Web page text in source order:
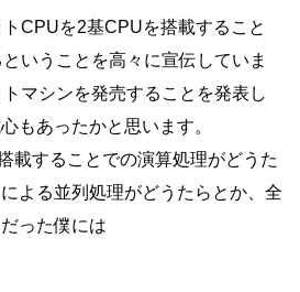
CPUを2基CPUを搭載すること
いうことを高々に宣伝していま
マシンを発売することを発表し
もあったかと思います。
載することでの演算処理がどうた
よる並列処理がどうたらとか、全
った僕には